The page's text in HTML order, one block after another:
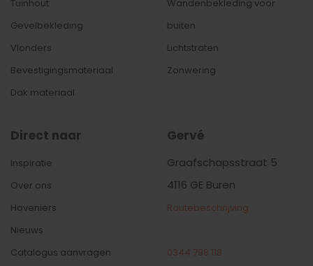
Tuinhout
Gevelbekleding
Vlonders
Bevestigingsmateriaal
Dak materiaal
Wandenbekleding voor
buiten
Lichtstraten
Zonwering
Direct naar
Inspiratie
Over ons
Hoveniers
Nieuws
Catalogus aanvragen
Gervé
Graafschapsstraat 5
4116 GE Buren
Routebeschrijving
0344 798 118